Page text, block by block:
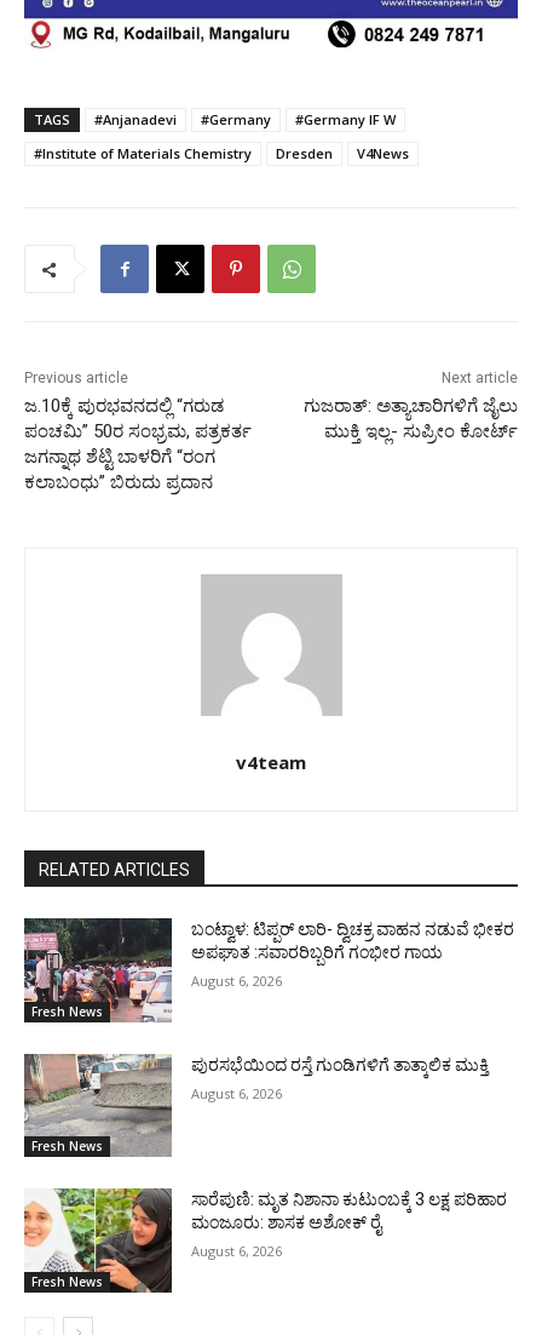
TAGS #Anjanadevi #Germany
#Germany IF W
#Institute of Materials Chemistry
Dresden V4News
Previous article
ಜ.10ಕ್ಕೆ ಪುರಭವನದಲ್ಲಿ “ಗರುಡ
ಪಂಚಮಿ” 50ರ ಸಂಭ್ರಮ, ಪತ್ರಕರ್ತ
ಜಗನ್ನಾಥ ಶೆಟ್ಟಿ ಬಾಳರಿಗೆ “ರಂಗ
ಕಲಾಬಂಧು” ಬಿರುದು ಪ್ರದಾನ
Next article
ಗುಜರಾತ್: ಅತ್ಯಾಚಾರಿಗಳಿಗೆ ಜೈಲು
ಮುಕ್ತಿ ಇಲ್ಲ- ಸುಪ್ರೀಂ ಕೋರ್ಟ್
v4team
RELATED ARTICLES
Fresh News
ಬಂಟ್ವಾಳ: ಟಿಪ್ಪರ್ ಲಾರಿ- ದ್ವಿಚಕ್ರ ವಾಹನ ನಡುವೆ ಭೀಕರ
ಅಪಘಾತ :ಸವಾರರಿಬ್ಬರಿಗೆ ಗಂಭೀರ ಗಾಯ
August 6, 2026
Fresh News
ಪುರಸಭೆಯಿಂದ ರಸ್ತೆ ಗುಂಡಿಗಳಿಗೆ ತಾತ್ಕಾಲಿಕ ಮುಕ್ತಿ
August 6, 2026
Fresh News
ಸಾರೆಪುಣಿ: ಮೃತ ನಿಶಾನಾ ಕುಟುಂಬಕ್ಕೆ 3 ಲಕ್ಷ ಪರಿಹಾರ
ಮಂಜೂರು: ಶಾಸಕ ಅಶೋಕ್ ರೈ
August 6, 2026